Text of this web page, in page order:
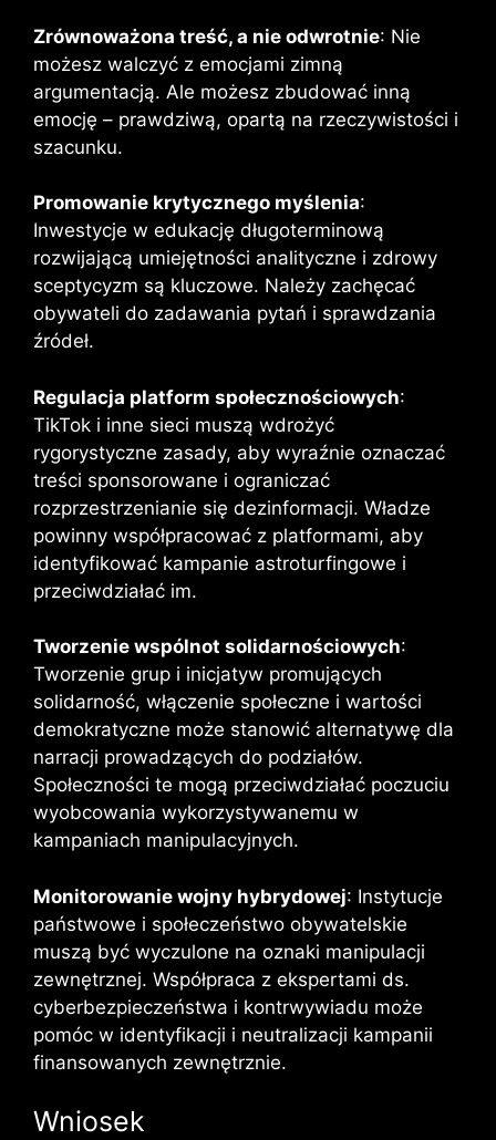
Zrównoważona treść, a nie odwrotnie: Nie
możesz walczyć z emocjami zimną
argumentacją. Ale możesz zbudować inną
emocję – prawdziwą, opartą na rzeczywistości i
szacunku.
Promowanie krytycznego myślenia:
Inwestycje w edukację długoterminową
rozwijającą umiejętności analityczne i zdrowy
sceptycyzm są kluczowe. Należy zachęcać
obywateli do zadawania pytań i sprawdzania
źródeł.
Regulacja platform społecznościowych:
TikTok i inne sieci muszą wdrożyć
rygorystyczne zasady, aby wyraźnie oznaczać
treści sponsorowane i ograniczać
rozprzestrzenianie się dezinformacji. Władze
powinny współpracować z platformami, aby
identyfikować kampanie astroturfingowe i
przeciwdziałać im.
Tworzenie wspólnot solidarnościowych:
Tworzenie grup i inicjatyw promujących
solidarność, włączenie społeczne i wartości
demokratyczne może stanowić alternatywę dla
narracji prowadzących do podziałów.
Społeczności te mogą przeciwdziałać poczuciu
wyobcowania wykorzystywanemu w
kampaniach manipulacyjnych.
Monitorowanie wojny hybrydowej: Instytucje
państwowe i społeczeństwo obywatelskie
muszą być wyczulone na oznaki manipulacji
zewnętrznej. Współpraca z ekspertami ds.
cyberbezpieczeństwa i kontrwywiadu może
pomóc w identyfikacji i neutralizacji kampanii
finansowanych zewnętrznie.
Wniosek